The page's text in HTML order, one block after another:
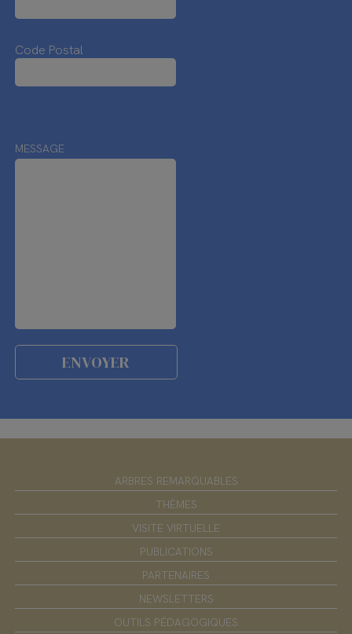
Code Postal
MESSAGE
ARBRES REMARQUABLES
THÈMES
VISITE VIRTUELLE
PUBLICATIONS
PARTENAIRES
NEWSLETTERS
OUTILS PÉDAGOGIQUES